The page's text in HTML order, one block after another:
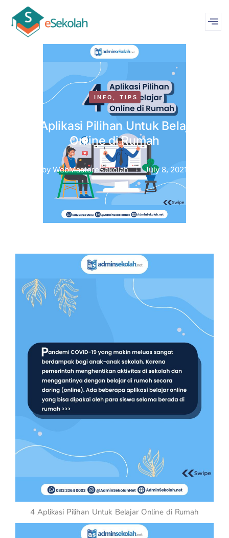
INFO , TIPS
4 Aplikasi Pilihan Untuk Belajar
Online di Rumah
by WebMastereSekolah July 8, 2021
4 Aplikasi Pilihan Untuk Belajar Online di Rumah